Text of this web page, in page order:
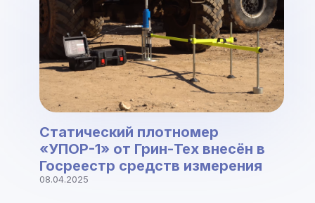
Статический плотномер
«УПОР-1» от Грин-Тех внесён в
Госреестр средств измерения
08.04.2025